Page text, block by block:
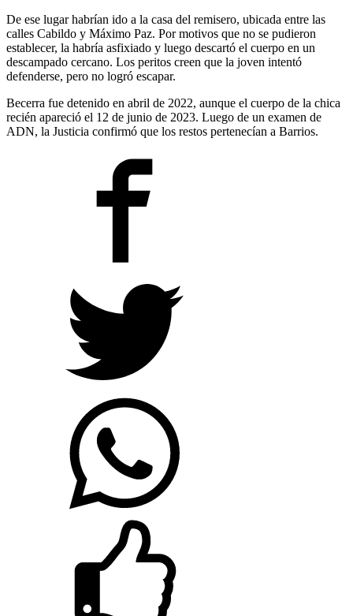
De ese lugar habrían ido a la casa del remisero, ubicada entre las
calles Cabildo y Máximo Paz. Por motivos que no se pudieron
establecer, la habría asfixiado y luego descartó el cuerpo en un
descampado cercano. Los peritos creen que la joven intentó
defenderse, pero no logró escapar.
Becerra fue detenido en abril de 2022, aunque el cuerpo de la chica
recién apareció el 12 de junio de 2023. Luego de un examen de
ADN, la Justicia confirmó que los restos pertenecían a Barrios.